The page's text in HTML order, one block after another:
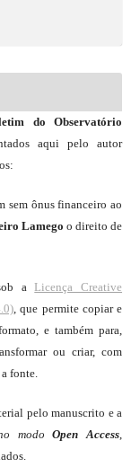
do Observatório
aqui pelo autor
sem ônus financeiro ao
Lamegoo direito de
a Licença Creative
, que permite copiar e
e também para,
ou criar, com
fonte.
pelo manuscrito e a
modo Open Access